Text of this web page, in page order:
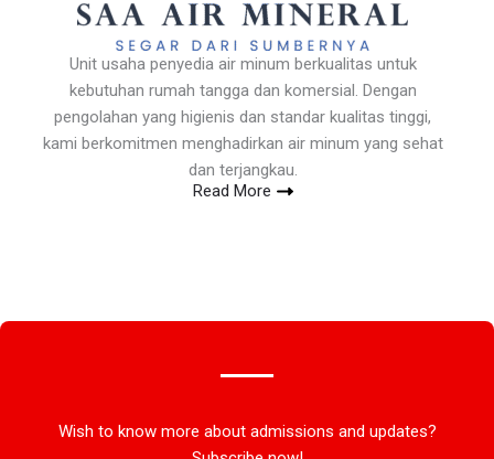
Unit usaha penyedia air minum berkualitas untuk
kebutuhan rumah tangga dan komersial. Dengan
pengolahan yang higienis dan standar kualitas tinggi,
kami berkomitmen menghadirkan air minum yang sehat
dan terjangkau.
Read More
Wish to know more about admissions and updates?